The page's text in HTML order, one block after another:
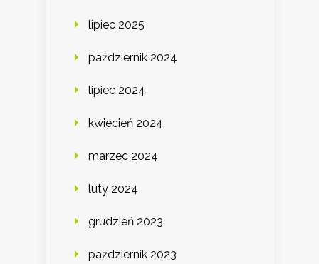
lipiec 2025
październik 2024
lipiec 2024
kwiecień 2024
marzec 2024
luty 2024
grudzień 2023
październik 2023